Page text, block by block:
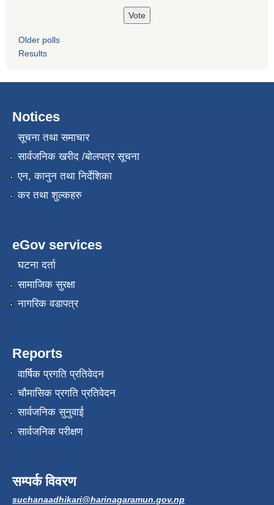
Older polls
Results
Notices
सूचना तथा समाचार
सार्वजनिक खरीद /बोलपत्र सूचना
एन, कानुन तथा निर्देशिका
कर तथा शुल्कहरु
eGov services
घटना दर्ता
सामाजिक सुरक्षा
नागरिक वडापत्र
Reports
वार्षिक प्रगति प्रतिवेदन
चौमासिक प्रगति प्रतिवेदन
सार्वजनिक सुनुवाई
सार्वजनिक परीक्षण
सम्पर्क विवरण
suchanaadhikari@harinagaramun.gov.np